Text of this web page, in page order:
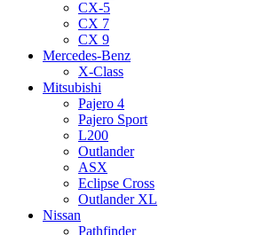
CX-5
CX 7
CX 9
Mercedes-Benz
X-Class
Mitsubishi
Pajero 4
Pajero Sport
L200
Outlander
ASX
Eclipse Cross
Outlander XL
Nissan
Pathfinder